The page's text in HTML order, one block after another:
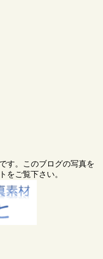
す。このブログの写真を
をご覧下さい。